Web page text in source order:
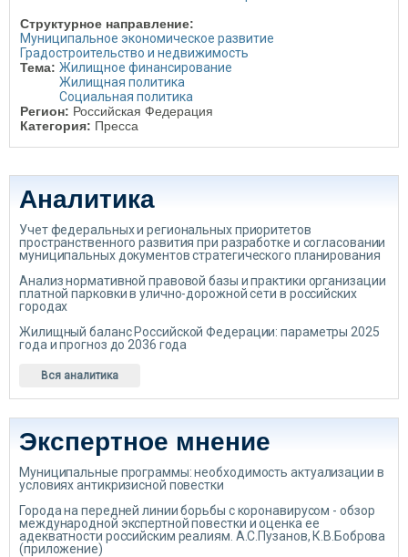
Структурное направление:
Муниципальное экономическое развитие
Градостроительство и недвижимость
Тема: Жилищное финансирование
Жилищная политика
Социальная политика
Регион: Российская Федерация
Категория: Пресса
Аналитика
Учет федеральных и региональных приоритетов
пространственного развития при разработке и согласовании
муниципальных документов стратегического планирования
Анализ нормативной правовой базы и практики организации
платной парковки в улично-дорожной сети в российских
городах
Жилищный баланс Российской Федерации: параметры 2025
года и прогноз до 2036 года
Вся аналитика
Экспертное мнение
Муниципальные программы: необходимость актуализации в
условиях антикризисной повестки
Города на передней линии борьбы с коронавирусом - обзор
международной экспертной повестки и оценка ее
адекватности российским реалиям. А.С.Пузанов, К.В.Боброва
(приложение)